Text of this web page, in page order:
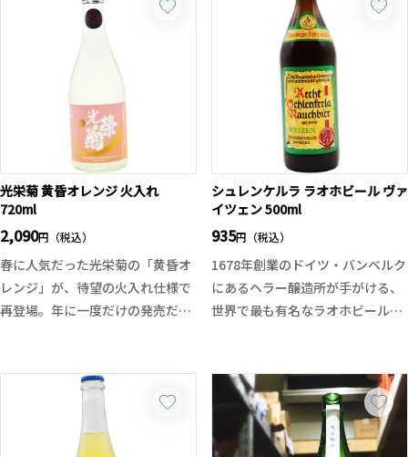
もちろんただ辛いだけでなく、そ
れに応える重厚な旨味とハードな
キレを持った深みのある辛さが特
長です。日本酒の概念を超越した
な旨み、深みのある琥珀色、芳醇
で重厚な香りを極限まで引き出し
四半世紀を超える歳月が育んだ味
わいは、ウイスキーやブランデー
を思わせる複雑さと、麦焼酎なら
ではのやさしい甘みが見事に調
和。長く続く奥深い余韻が、時の
積み重ねを静かに物語ります。特
製スライド式桐箱入りで、特別な
贈り物や記念の一本としてもふさ
わしい逸品です。
光栄菊 黄昏オレンジ 火入れ
720ml
2,090円（税込）
春に人気だった光栄菊の「黄昏オ
レンジ」が、待望の火入れ仕様で
再登場。年に一度だけの発売だっ
て同一シーズンに2回リリースし
た特別な一本です。
グラスから立ち上るのは、オレン
ジや蜜柑、パッションフルーツを
シュレンケルラ ラオホビール ヴァ
イツェン 500ml
935円（税込）
1678年創業のドイツ・バンベルク
にあるヘラー醸造所が手がける、
世界で最も有名なラオホビール。
イツェン特有の爽やかな発泡感と
フルーティーな香りに、スモーキ
ーなアロマが絶妙に調和した、稀
有な味わいを実現しています。